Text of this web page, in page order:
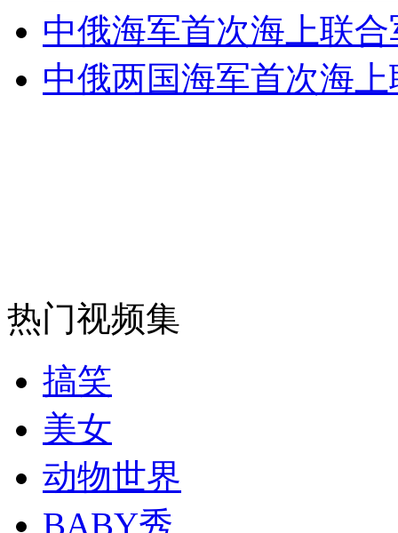
安徽一实载49人客车翻车
纽约上演“枕头大战”
司机酒驾遇交警 急速倒车逃窜
中俄海军首次海上联
中俄两国海军首次海
热门视频集
搞笑
美女
动物世界
BABY秀